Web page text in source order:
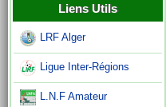
Liens Utils
LRF Alger
Ligue Inter-Régions
L.N.F Amateur